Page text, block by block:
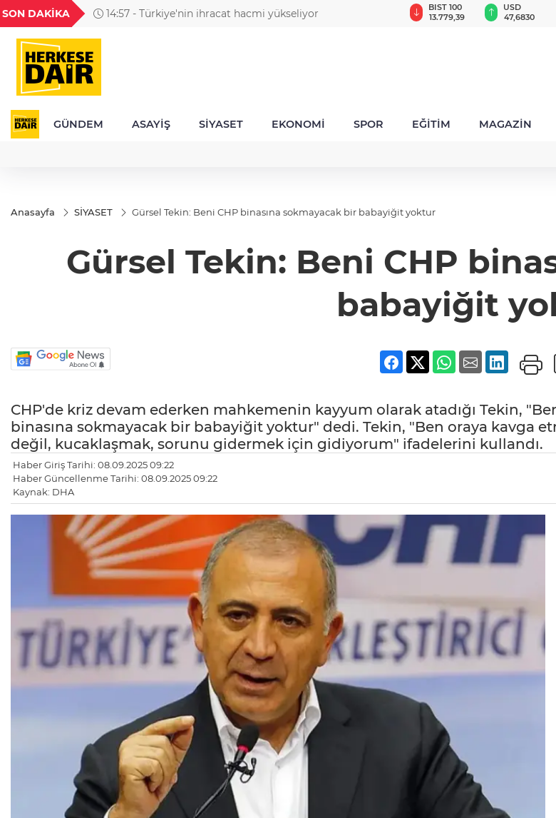
SON DAKİKA 14:57 - Türkiye'nin ihracat hacmi yükseliyor
18,2693
TND
16,3747
27,9743
VND
0,0018
BIST 100
13.779,39
USD
47,6830
GÜNDEM ASAYİŞ SİYASET EKONOMİ SPOR EĞİTİM MAGAZİN
Anasayfa SİYASET Gürsel Tekin: Beni CHP binasına sokmayacak bir babayiğit yoktur
Gürsel Tekin: Beni CHP
babayiğit
CHP'de kriz devam ederken mahkemenin kayyum olarak atadığı Tekin,
binasına sokmayacak bir babayiğit yoktur" dedi. Tekin, "Ben oraya kavga
değil, kucaklaşmak, sorunu gidermek için gidiyorum" ifadelerini kullandı.
Haber Giriş Tarihi: 08.09.2025 09:22
Haber Güncellenme Tarihi: 08.09.2025 09:22
Kaynak: DHA